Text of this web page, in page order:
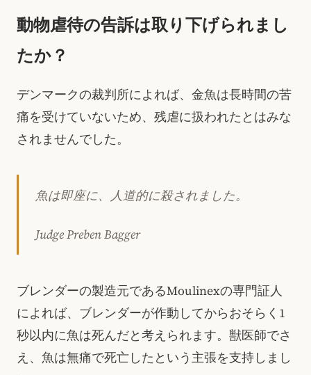
動物虐待の告訴は取り下げられまし
たか？
デンマークの裁判所によれば、金魚は長時間の苦
痛を受けていないため、残虐に扱われたとはみな
されませんでした。
魚は即座に、人道的に殺されました。
Judge Preben Bagger
ブレンダーの製造元であるMoulinexの専門証人
によれば、ブレンダーが作動してからおそらく1
秒以内に魚は死んだと考えられます。獣医師でさ
え、魚は無痛で死亡したという主張を支持しまし